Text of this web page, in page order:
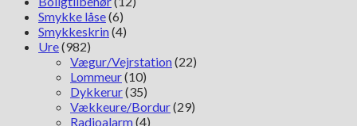
Smykke låse(6)
Smykkeskrin(4)
Ure(982)
Vægur/Vejrstation(22)
Lommeur(10)
Dykkerur(35)
Vækkeure/Bordur(29)
Radioalarm(4)